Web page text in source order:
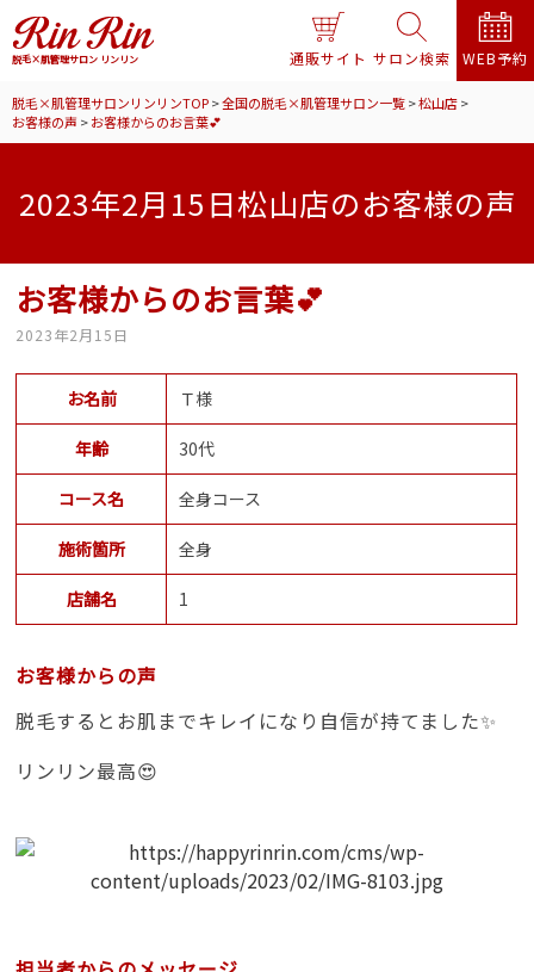
脱毛×肌管理サロン リンリン 通販サイト サロン検索 WEB予約
脱毛×肌管理サロンリンリンTOP>全国の脱毛×肌管理サロン一覧>松山店>
お客様の声 >お客様からのお言葉💕
2023年2月15日松山店のお客様の声
お客様からのお言葉💕
2023年2月15日
お名前 Ｔ様
年齢 30代
コース名 全身コース
施術箇所 全身
店舗名 1
お客様からの声
脱毛するとお肌までキレイになり自信が持てました✨
リンリン最高😍